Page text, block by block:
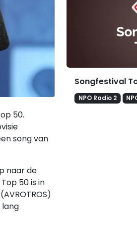
50.
song van
naar de
50 is in
lang
Songfestival
NPO Radio 2